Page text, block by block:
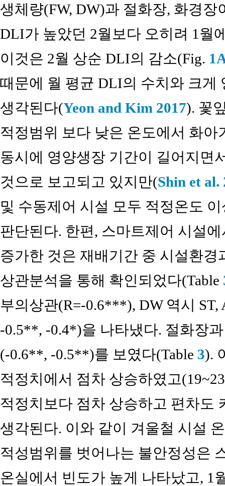
생체량(FW, DW)과 절화장, 화경
DLI가 높았던 2월보다 오히려 1월
이것은 2월 상순 DLI의 감소(Fig.
때문에 월 평균 DLI의 수치와 크게
생각된다(Yeon and Kim 2017). 꽃
적정범위 보다 낮은 온도에서 화
동시에 영양생장 기간이 길어지면
것으로 보고되고 있지만(Shin et al.
및 수동제어 시설 모두 적정온도
판단된다. 한편, 스마트제어 시설
증가한 것은 재배기간 중 시설환경
상관분석을 통해 확인되었다(Table
부의상관(R=-0.6***), DW 역시
-0.5**, -0.4*)을 나타냈다. 절화장
(-0.6**, -0.5**)를 보였다(Table 3).
적정치에서 점차 상승하였고
적정치보다 점차 상승하고 편차도
생각된다. 이와 같이 겨울철 시설
적성범위를 벗어나는 불안정성은
온실에서 빈도가 높게 나타났고, 1